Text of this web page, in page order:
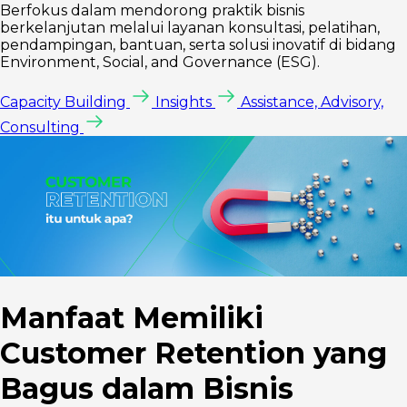
Berfokus dalam mendorong praktik bisnis
berkelanjutan melalui layanan konsultasi, pelatihan,
pendampingan, bantuan, serta solusi inovatif di bidang
Environment, Social, and Governance (ESG).
Capacity Building Insights
Assistance, Advisory,
Consulting
Manfaat Memiliki
Customer Retention yang
Bagus dalam Bisnis